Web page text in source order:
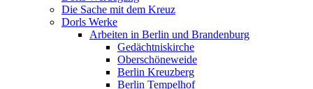
Die Sache mit dem Kreuz
Dorls Werke
Arbeiten in Berlin und Brandenburg
Gedächtniskirche
Oberschöneweide
Berlin Kreuzberg
Berlin Tempelhof